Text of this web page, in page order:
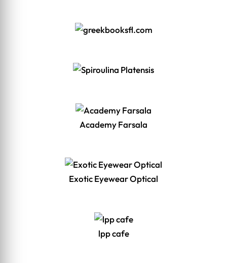
Academy Farsala
Exotic Eyewear Optical
lpp cafe